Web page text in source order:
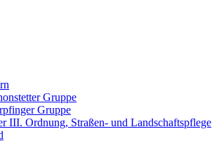
Gruppe
Gruppe
III. Ordnung, Straßen- und Landschaftspflege